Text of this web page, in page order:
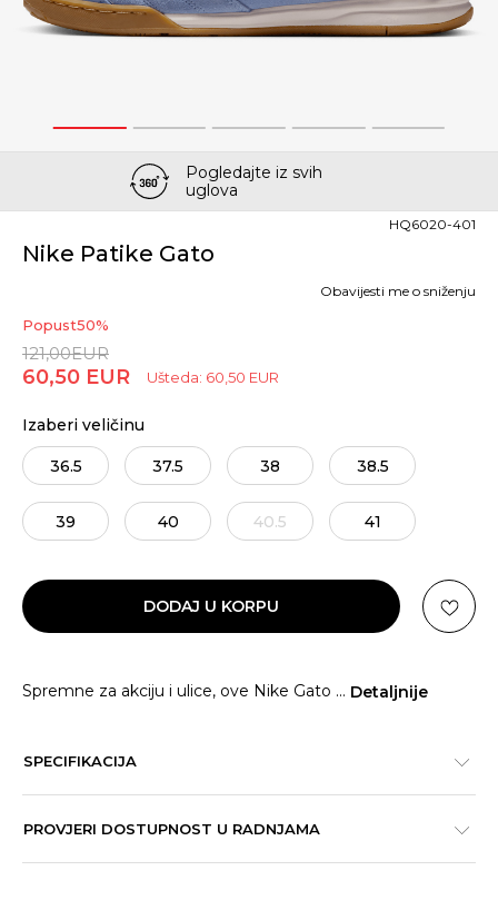
1 2 3 4 5
Pogledajte iz svih
uglova
Nike Patike Gato
HQ6020-401
Popust50%
121,00EUR
60,50 EUR Ušteda: 60,50 EUR
Obavijesti me o sniženju
Izaberi veličinu
36.5 37.5 38 38.5
39 40 40.5 41
DODAJ U KORPU
Spremne za akciju i ulice, ove Nike Gato ... Detaljnije
SPECIFIKACIJA
PROVJERI DOSTUPNOST U RADNJAMA